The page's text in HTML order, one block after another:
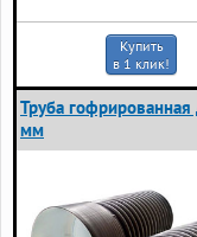
Купить
в 1 клик!
Труба
мм